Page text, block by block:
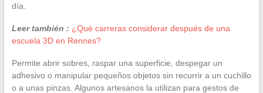
día.
Leer también : ¿Qué carreras considerar después de una
escuela 3D en Rennes?
Permite abrir sobres, raspar una superficie, despegar un
adhesivo o manipular pequeños objetos sin recurrir a un cuchillo
o a unas pinzas. Algunos artesanos la utilizan para gestos de